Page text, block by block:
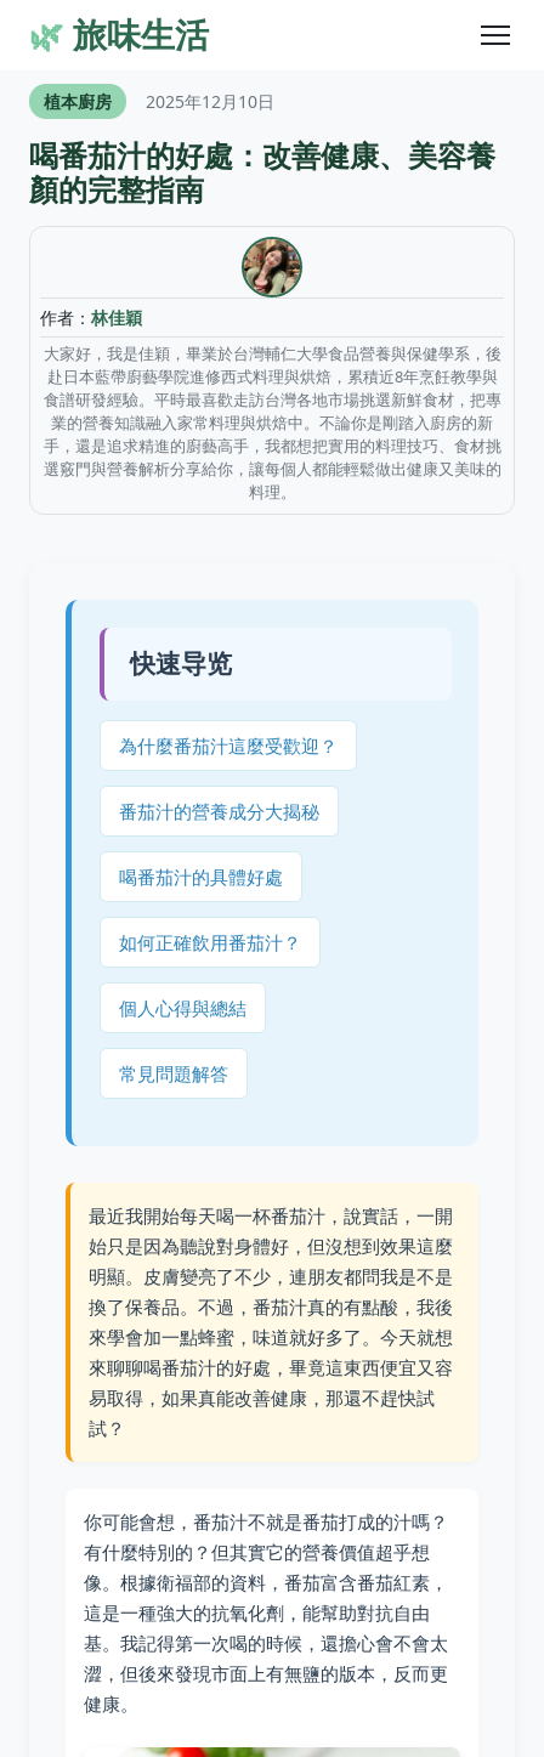
🌿旅味生活
植本廚房 2025年12月10日
喝番茄汁的好處：改善健康、美容養
顏的完整指南
作者： 林佳穎
大家好，我是佳穎，畢業於台灣輔仁大學食品營養與保健學系，後
赴日本藍帶廚藝學院進修西式料理與烘焙，累積近8年烹飪教學與
食譜研發經驗。平時最喜歡走訪台灣各地市場挑選新鮮食材，把專
業的營養知識融入家常料理與烘焙中。不論你是剛踏入廚房的新
手，還是追求精進的廚藝高手，我都想把實用的料理技巧、食材挑
選竅門與營養解析分享給你，讓每個人都能輕鬆做出健康又美味的
料理。
快速导览
為什麼番茄汁這麼受歡迎？
番茄汁的營養成分大揭秘
喝番茄汁的具體好處
如何正確飲用番茄汁？
個人心得與總結
常見問題解答
最近我開始每天喝一杯番茄汁，說實話，一開
始只是因為聽說對身體好，但沒想到效果這麼
明顯。皮膚變亮了不少，連朋友都問我是不是
換了保養品。不過，番茄汁真的有點酸，我後
來學會加一點蜂蜜，味道就好多了。今天就想
來聊聊喝番茄汁的好處，畢竟這東西便宜又容
易取得，如果真能改善健康，那還不趕快試
試？
你可能會想，番茄汁不就是番茄打成的汁嗎？
有什麼特別的？但其實它的營養價值超乎想
像。根據衛福部的資料，番茄富含番茄紅素，
這是一種強大的抗氧化劑，能幫助對抗自由
基。我記得第一次喝的時候，還擔心會不會太
澀，但後來發現市面上有無鹽的版本，反而更
健康。